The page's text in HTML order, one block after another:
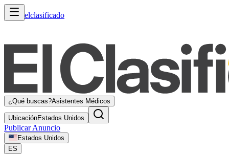
elclasificado
¿Qué buscas?Asistentes Médicos
UbicaciónEstados Unidos
Publicar Anuncio
Estados Unidos
ES